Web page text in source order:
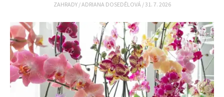
ZAHRADY /ADRIANA DOSEDĚLOVÁ /31. 7. 2026